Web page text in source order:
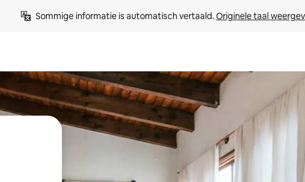
Sommige informatie is automatisch vertaald. Originele taal